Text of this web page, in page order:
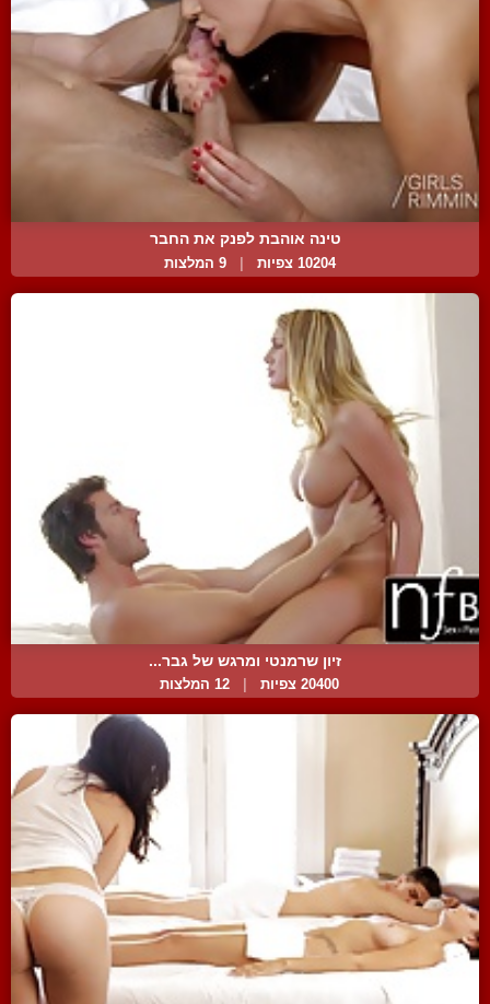
טינה אוהבת לפנק את החבר
10204 צפיות | 9 המלצות
זיון שרמנטי ומרגש של גבר...
20400 צפיות 12 המלצות